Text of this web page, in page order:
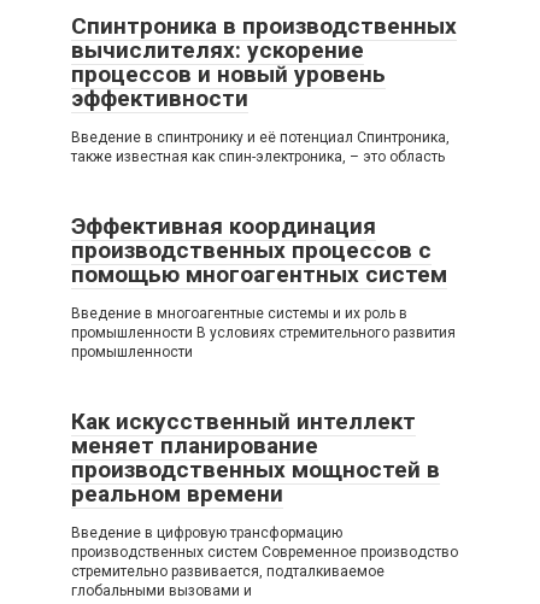
Спинтроника в производственных
вычислителях: ускорение
процессов и новый уровень
эффективности
Введение в спинтронику и её потенциал Спинтроника,
также известная как спин-электроника, – это область
Эффективная координация
производственных процессов с
помощью многоагентных систем
Введение в многоагентные системы и их роль в
промышленности В условиях стремительного развития
промышленности
Как искусственный интеллект
меняет планирование
производственных мощностей в
реальном времени
Введение в цифровую трансформацию
производственных систем Современное производство
стремительно развивается, подталкиваемое
глобальными вызовами и